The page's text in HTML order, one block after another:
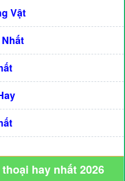
Vật
hay nhất 2026